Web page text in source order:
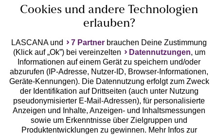
Geprüfte Sicherheit
Unsere Apps
Cookies und andere Technologien
erlauben?
LASCANA und 7 Partner brauchen Deine Zustimmung
(Klick auf „Ok”) bei vereinzelten
Datennutzungen, um
Informationen auf einem Gerät zu speichern und/oder
abzurufen (IP-Adresse, Nutzer-ID, Browser-Informationen,
Geräte-Kennungen). Die Datennutzung erfolgt zum Zweck
der Identifikation auf Drittseiten (auch unter Nutzung
pseudonymisierter E-Mail-Adressen), für personalisierte
Anzeigen und Inhalte, Anzeigen- und Inhaltsmessungen
sowie um Erkenntnisse über Zielgruppen und
Produktentwicklungen zu gewinnen. Mehr Infos zur